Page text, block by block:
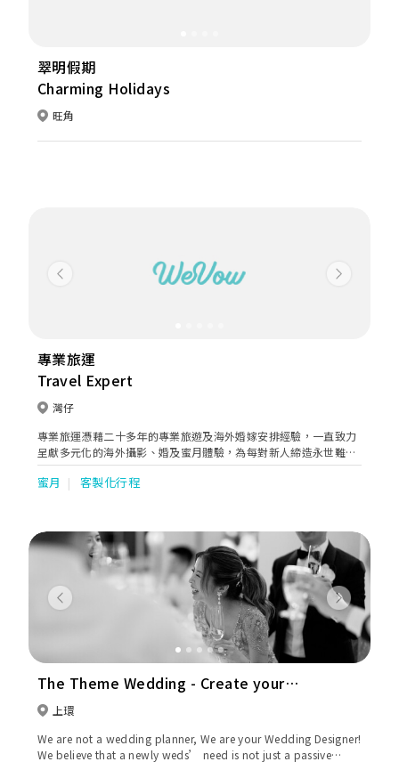
翠明假期
Charming Holidays
旺角
Previous Next
專業旅運
Travel Expert
灣仔
專業旅運憑藉二十多年的專業旅遊及海外婚嫁安排經驗，一直致力
呈獻多元化的海外攝影、婚及蜜月體驗，為每對新人締造永世難忘
的甜蜜回憶！除緊貼潮流不繼搜羅世界各地特色教堂及景點，更提
供一站式的貼心服務，包括攝影服務及機票酒店預訂等，另設有度
蜜月 客製化行程
Previous Next
The Theme Wedding - Create your
perfect wedding
上環
We are not a wedding planner, We are your Wedding Designer!
We believe that a newly weds’ need is not just a passive